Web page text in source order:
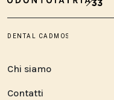
Chi siamo
Contatti